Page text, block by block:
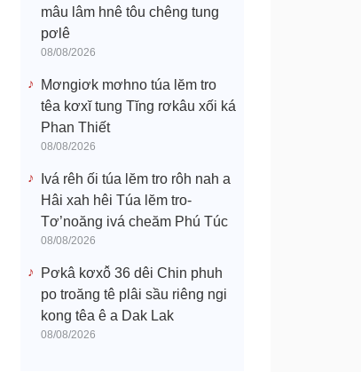
mâu lâm hnê tôu chêng tung
pơlê
08/08/2026
Mơngiơk mơhno túa lĕm tro
têa kơxĭ tung Tĭng rơkâu xối ká
Phan Thiết
08/08/2026
Ivá rêh ối túa lĕm tro rôh nah a
Hâi xah hêi Túa lĕm tro-
Tơ’noăng ivá cheăm Phú Túc
08/08/2026
Pơkâ kơxô̆ 36 dêi Chin phuh
po troăng tê plâi sầu riêng ngi
kong têa ê a Dak Lak
08/08/2026